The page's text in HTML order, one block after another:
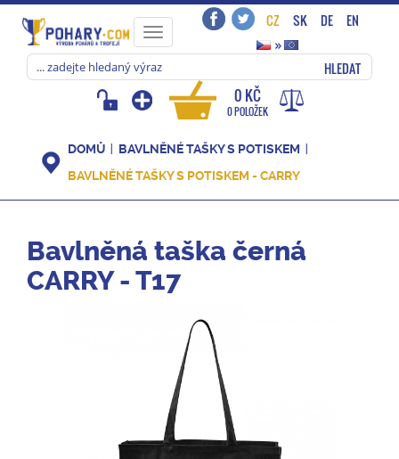
Toggle
navigation
CZ SK DE
EN
»
HLEDAT
0 KČ
0 POLOŽEK
DOMŮ
BAVLNĚNÉ TAŠKY S POTISKEM
BAVLNĚNÉ TAŠKY S POTISKEM - CARRY
Bavlněná taška černá
CARRY - T17